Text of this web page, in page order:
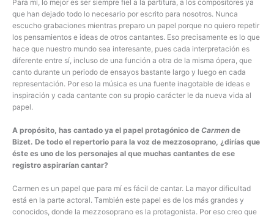
Para mí, lo mejor es ser siempre fiel a la partitura, a los compositores ya
que han dejado todo lo necesario por escrito para nosotros. Nunca
escucho grabaciones mientras preparo un papel porque no quiero repetir
los pensamientos e ideas de otros cantantes. Eso precisamente es lo que
hace que nuestro mundo sea interesante, pues cada interpretación es
diferente entre sí, incluso de una función a otra de la misma ópera, que
canto durante un periodo de ensayos bastante largo y luego en cada
representación. Por eso la música es una fuente inagotable de ideas e
inspiración y cada cantante con su propio carácter le da nueva vida al
papel.
A propósito, has cantado ya el papel protagónico de Carmen de
Bizet. De todo el repertorio para la voz de mezzosoprano, ¿dirías que
éste es uno de los personajes al que muchas cantantes de ese
registro aspirarían cantar?
Carmen es un papel que para mí es fácil de cantar. La mayor dificultad
está en la parte actoral. También este papel es de los más grandes y
conocidos, donde la mezzosoprano es la protagonista. Por eso creo que